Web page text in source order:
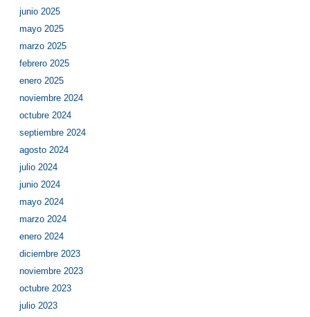
junio 2025
mayo 2025
marzo 2025
febrero 2025
enero 2025
noviembre 2024
octubre 2024
septiembre 2024
agosto 2024
julio 2024
junio 2024
mayo 2024
marzo 2024
enero 2024
diciembre 2023
noviembre 2023
octubre 2023
julio 2023